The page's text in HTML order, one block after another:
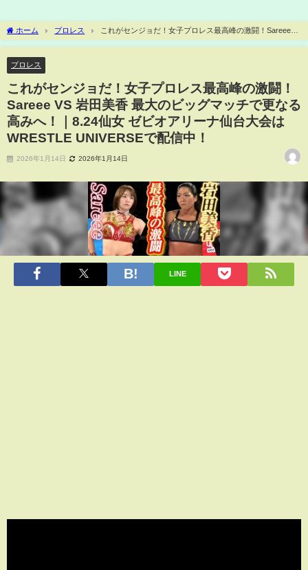
ホーム プロレス
これがセンジョだ！女子プロレス最高峰の激闘！Sareee
VS 岩田美香 最大のビッグマッチで更なる高みへ！｜8.24仙女 ゼビオアリーナ仙台大
プロレス
これがセンジョだ！女子プロレス最高峰の激闘！
Sareee VS 岩田美香 最大のビッグマッチで更なる
高みへ！｜8.24仙女 ゼビオアリーナ仙台大会は
WRESTLE UNIVERSEで配信中！
2026年1月14日 2026年1月14日
LINE